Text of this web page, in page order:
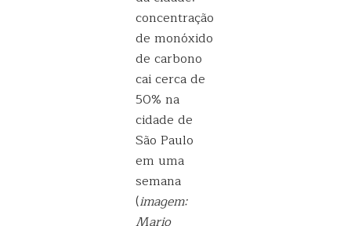
concentração
de monóxido
de carbono
cai cerca de
50% na
cidade de
São Paulo
em uma
semana
(imagem: